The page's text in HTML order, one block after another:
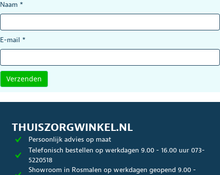
Naam *
E-mail *
THUISZORGWINKEL.NL
Persoonlijk advies op maat
Telefonisch bestellen op werkdagen 9.00 - 16.00 uur 073-
5220518
Showroom in Rosmalen op werkdagen geopend 9.00 -